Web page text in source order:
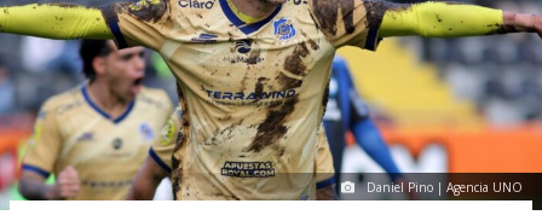
Daniel Pino | Agencia UNO